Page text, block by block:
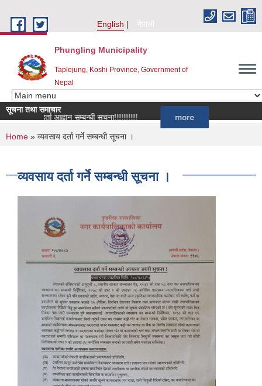
English
नेपाली
Phungling Municipality
Taplejung, Koshi Province, Government of
Nepal
सूचना तथा समाचार
सूची दर्ता आह्वान सम्बन्धी सूचना!!!!!!!!!!
You are here
Home » व्यवसाय दर्ता गर्ने सम्बन्धी सूचना ।
व्यवसाय दर्ता गर्ने सम्बन्धी सूचना ।